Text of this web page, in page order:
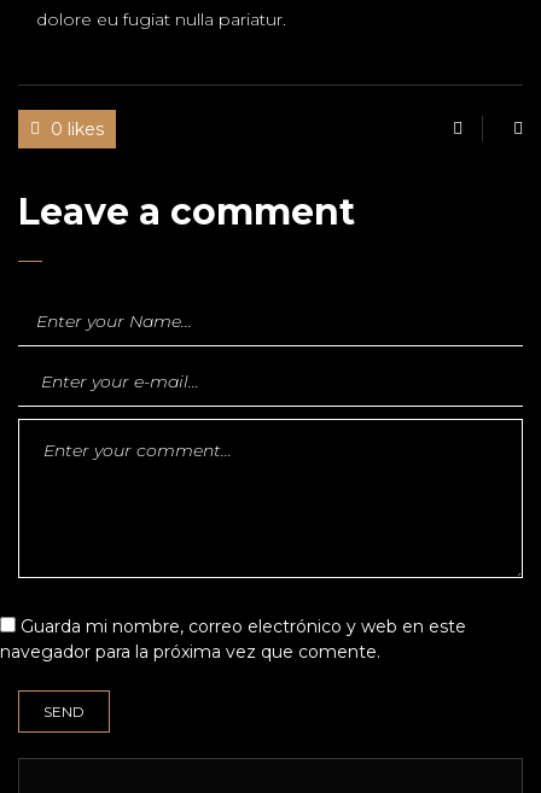
dolore eu fugiat nulla pariatur.
0 likes
Leave a comment
Guarda mi nombre, correo electrónico y web en este
navegador para la próxima vez que comente.